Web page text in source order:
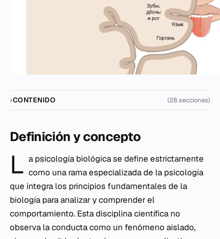
CONTENIDO (28 secciones)
Definición y concepto
L a psicología biológica se define estrictamente
como una rama especializada de la psicología
que integra los principios fundamentales de la
biología para analizar y comprender el
comportamiento. Esta disciplina científica no
observa la conducta como un fenómeno aislado,